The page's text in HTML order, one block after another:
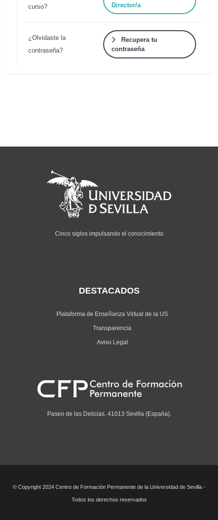
curso?
Director/a
¿Olvidaste la
contraseña?
Recupera tu
contraseña
Cinco siglos impulsando el conocimiento
DESTACADOS
Plataforma de Enseñanza Virtual de la US
Transparencia
Aviso Legal
Paseo de las Delicias. 41013 Sevilla (Espańa).
© Copyright 2024 Centro de Formación Permanente de la Universidad de Sevilla -
Todos los derechos reservados